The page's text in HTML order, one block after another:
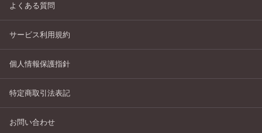
よくある質問
サービス利用規約
個人情報保護指針
特定商取引法表記
お問い合わせ